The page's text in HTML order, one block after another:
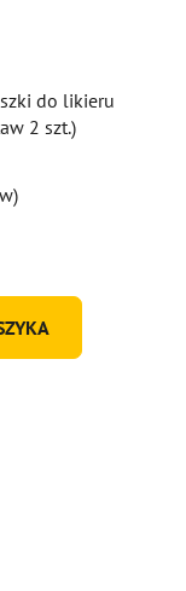
do likieru
2 szt.)